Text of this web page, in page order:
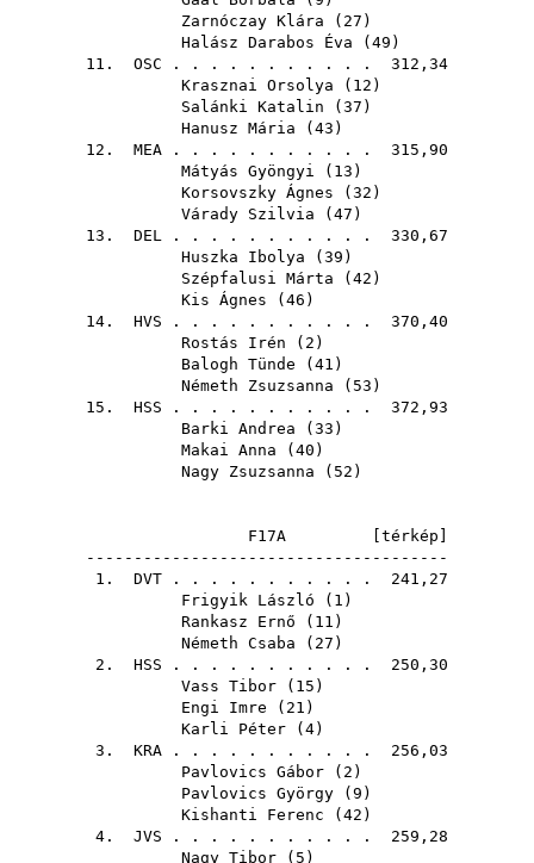
Zarnóczay Klára ( 27 )
Halász Darabos Éva ( 49 )
11. OSC . . . . . . . . . . . 312,34
Krasznai Orsolya ( 12 )
Salánki Katalin ( 37 )
Hanusz Mária ( 43 )
12. MEA . . . . . . . . . . . 315,90
Mátyás Gyöngyi ( 13 )
Korsovszky Ágnes ( 32 )
Várady Szilvia ( 47 )
13. DEL . . . . . . . . . . . 330,67
Huszka Ibolya ( 39 )
Szépfalusi Márta ( 42 )
Kis Ágnes ( 46 )
14. HVS . . . . . . . . . . . 370,40
Rostás Irén ( 2 )
Balogh Tünde ( 41 )
Németh Zsuzsanna ( 53 )
15. HSS . . . . . . . . . . . 372,93
Barki Andrea ( 33 )
Makai Anna ( 40 )
Nagy Zsuzsanna ( 52 )
F17A [ térkép
--------------------------------------
1. DVT . . . . . . . . . . . 241,27
Frigyik László ( 1 )
Rankasz Ernő ( 11 )
Németh Csaba ( 27 )
2. HSS . . . . . . . . . . . 250,30
Vass Tibor ( 15 )
Engi Imre ( 21 )
Karli Péter ( 4)
3. KRA . . . . . . . . . . . 256,03
Pavlovics Gábor ( 2 )
Pavlovics György ( 9 )
Kishanti Ferenc ( 42 )
4. JVS . . . . . . . . . . . 259,28
Nagy Tibor ( 5 )